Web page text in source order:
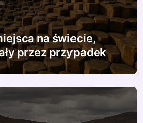
na świecie,
przez przypadek